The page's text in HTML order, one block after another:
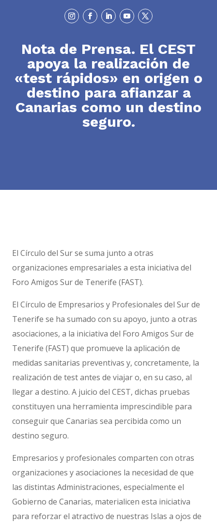
Nota de Prensa. El CEST
apoya la realización de
«test rápidos» en origen o
destino para afianzar a
Canarias como un destino
seguro.
El Círculo del Sur se suma junto a otras
organizaciones empresariales a esta iniciativa del
Foro Amigos Sur de Tenerife (FAST).
El Círculo de Empresarios y Profesionales del Sur de
Tenerife se ha sumado con su apoyo, junto a otras
asociaciones, a la iniciativa del Foro Amigos Sur de
Tenerife (FAST) que promueve la aplicación de
medidas sanitarias preventivas y, concretamente, la
realización de test antes de viajar o, en su caso, al
llegar a destino. A juicio del CEST, dichas pruebas
constituyen una herramienta imprescindible para
conseguir que Canarias sea percibida como un
destino seguro.
Empresarios y profesionales comparten con otras
organizaciones y asociaciones la necesidad de que
las distintas Administraciones, especialmente el
Gobierno de Canarias, materialicen esta iniciativa
para reforzar el atractivo de nuestras Islas a ojos de